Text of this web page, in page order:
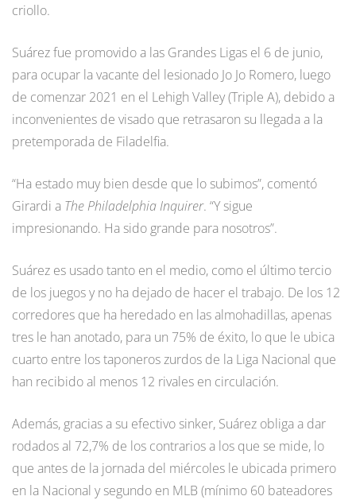
criollo.
Suárez fue promovido a las Grandes Ligas el 6 de junio,
para ocupar la vacante del lesionado Jo Jo Romero, luego
de comenzar 2021 en el Lehigh Valley (Triple A), debido a
inconvenientes de visado que retrasaron su llegada a la
pretemporada de Filadelfia.
“Ha estado muy bien desde que lo subimos”, comentó
Girardi a The Philadelphia Inquirer. “Y sigue
impresionando. Ha sido grande para nosotros”.
Suárez es usado tanto en el medio, como el último tercio
de los juegos y no ha dejado de hacer el trabajo. De los 12
corredores que ha heredado en las almohadillas, apenas
tres le han anotado, para un 75% de éxito, lo que le ubica
cuarto entre los taponeros zurdos de la Liga Nacional que
han recibido al menos 12 rivales en circulación.
Además, gracias a su efectivo sinker, Suárez obliga a dar
rodados al 72,7% de los contrarios a los que se mide, lo
que antes de la jornada del miércoles le ubicada primero
en la Nacional y segundo en MLB (mínimo 60 bateadores